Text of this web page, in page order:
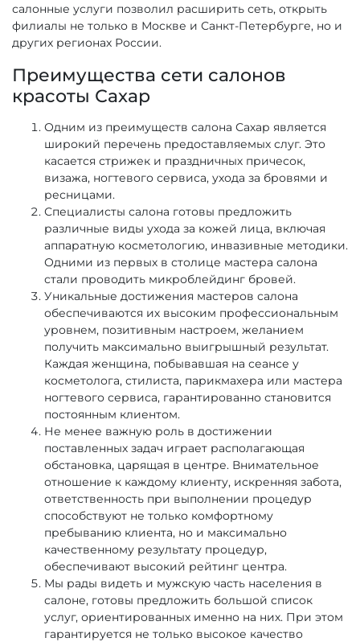
салонные услуги позволил расширить сеть, открыть
филиалы не только в Москве и Санкт-Петербурге, но и
других регионах России.
Преимущества сети салонов
красоты Сахар
Одним из преимуществ салона Сахар является
широкий перечень предоставляемых слуг. Это
касается стрижек и праздничных причесок,
визажа, ногтевого сервиса, ухода за бровями и
ресницами.
Специалисты салона готовы предложить
различные виды ухода за кожей лица, включая
аппаратную косметологию, инвазивные методики.
Одними из первых в столице мастера салона
стали проводить микроблейдинг бровей.
Уникальные достижения мастеров салона
обеспечиваются их высоким профессиональным
уровнем, позитивным настроем, желанием
получить максимально выигрышный результат.
Каждая женщина, побывавшая на сеансе у
косметолога, стилиста, парикмахера или мастера
ногтевого сервиса, гарантированно становится
постоянным клиентом.
Не менее важную роль в достижении
поставленных задач играет располагающая
обстановка, царящая в центре. Внимательное
отношение к каждому клиенту, искренняя забота,
ответственность при выполнении процедур
способствуют не только комфортному
пребыванию клиента, но и максимально
качественному результату процедур,
обеспечивают высокий рейтинг центра.
Мы рады видеть и мужскую часть населения в
салоне, готовы предложить большой список
услуг, ориентированных именно на них. При этом
гарантируется не только высокое качество